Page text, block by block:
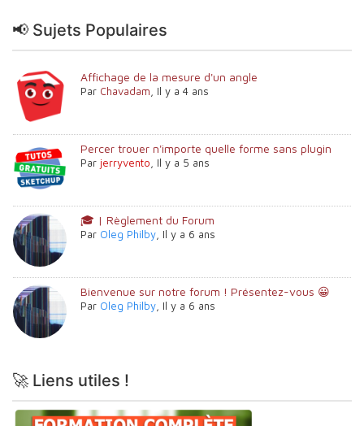
📢 Sujets Populaires
Affichage de la mesure d'un angle
Par Chavadam, Il y a 4 ans
Percer trouer n'importe quelle forme sans plugin
Par jerryvento Il y a 5 ans
🎓 | Règlement du Forum
Par Oleg Philby Il y a 6 ans
Bienvenue sur notre forum ! Présentez-vous 😀
Par Oleg Philby Il y a 6 ans
🚀 Liens utiles !